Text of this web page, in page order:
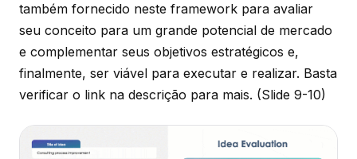
também fornecido neste framework para avaliar
seu conceito para um grande potencial de mercado
e complementar seus objetivos estratégicos e,
finalmente, ser viável para executar e realizar. Basta
verificar o link na descrição para mais. (Slide 9-10)